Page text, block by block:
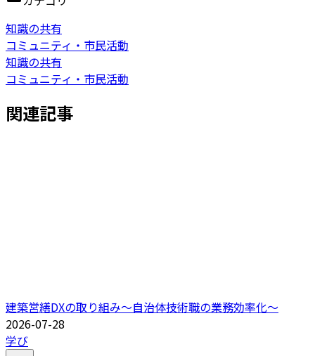
知識の共有
コミュニティ・市民活動
知識の共有
コミュニティ・市民活動
関連記事
建築営繕DXの取り組み～自治体技術職の業務効率化～
2026-07-28
学び